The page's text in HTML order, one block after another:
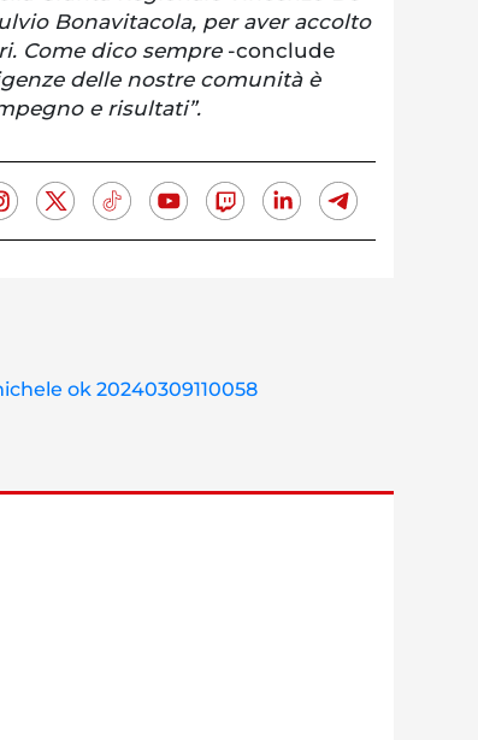
Bonavitacola, per aver accolto
Come dico sempre-conclude
delle nostre comunità è
e risultati”.